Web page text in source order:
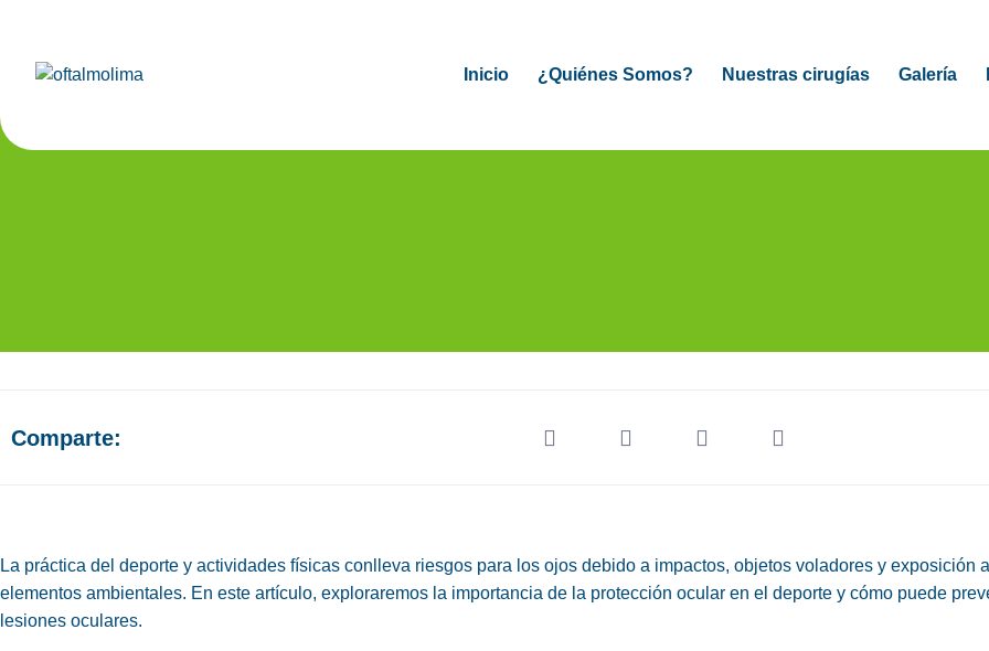
Inicio ¿Quiénes Somos? Nuestras cirugías Galería
EVALUACIÓN GRATIS
Comparte:
La práctica del deporte y actividades físicas conlleva riesgos para los ojos debido a impactos, objetos voladores y exposición a
elementos ambientales. En este artículo, exploraremos la importancia de la protección ocular en el deporte y cómo puede
lesiones oculares.